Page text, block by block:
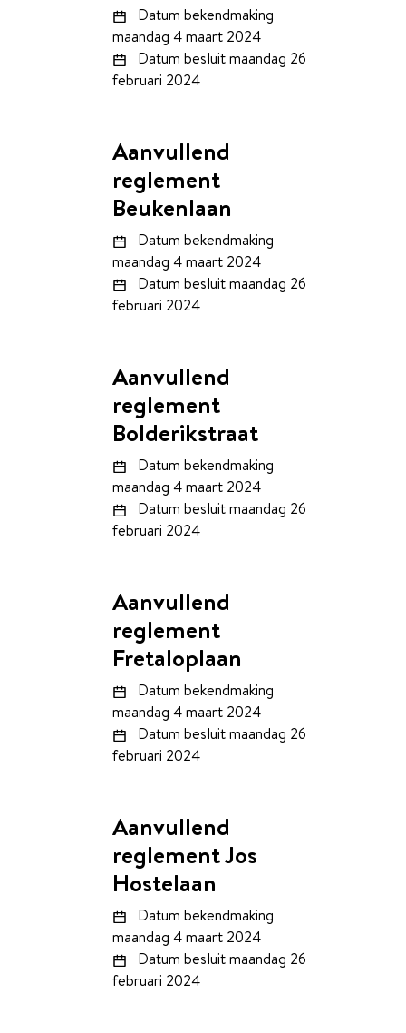
Datum bekendmaking
maandag 4 maart 2024
Datum besluitmaandag 26
februari 2024
Aanvullend
reglement
Beukenlaan
Datum bekendmaking
maandag 4 maart 2024
Datum besluitmaandag 26
februari 2024
Aanvullend
reglement
Bolderikstraat
Datum bekendmaking
maandag 4 maart 2024
Datum besluitmaandag 26
februari 2024
Aanvullend
reglement
Fretaloplaan
Datum bekendmaking
maandag 4 maart 2024
Datum besluitmaandag 26
februari 2024
Aanvullend
reglement Jos
Hostelaan
Datum bekendmaking
maandag 4 maart 2024
Datum besluitmaandag 26
februari 2024